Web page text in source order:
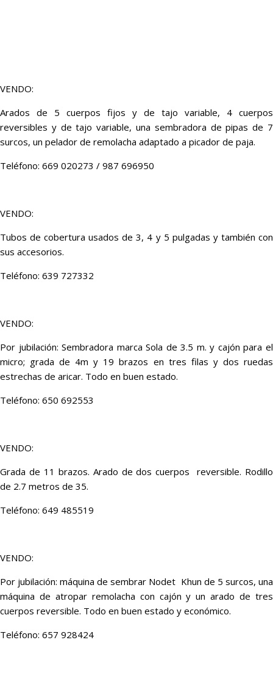
VENDO:
Arados de 5 cuerpos fijos y de tajo variable, 4 cuerpos
reversibles y de tajo variable, una sembradora de pipas de 7
surcos, un pelador de remolacha adaptado a picador de paja.
Teléfono: 669 020273 / 987 696950
VENDO:
Tubos de cobertura usados de 3, 4 y 5 pulgadas y también con
sus accesorios.
Teléfono: 639 727332
VENDO:
Por jubilación: Sembradora marca Sola de 3.5 m. y cajón para el
micro; grada de 4m y 19 brazos en tres filas y dos ruedas
estrechas de aricar. Todo en buen estado.
Teléfono: 650 692553
VENDO:
Grada de 11 brazos. Arado de dos cuerpos reversible. Rodillo
de 2.7 metros de 35.
Teléfono: 649 485519
VENDO:
Por jubilación: máquina de sembrar Nodet Khun de 5 surcos, una
máquina de atropar remolacha con cajón y un arado de tres
cuerpos reversible. Todo en buen estado y económico.
Teléfono: 657 928424